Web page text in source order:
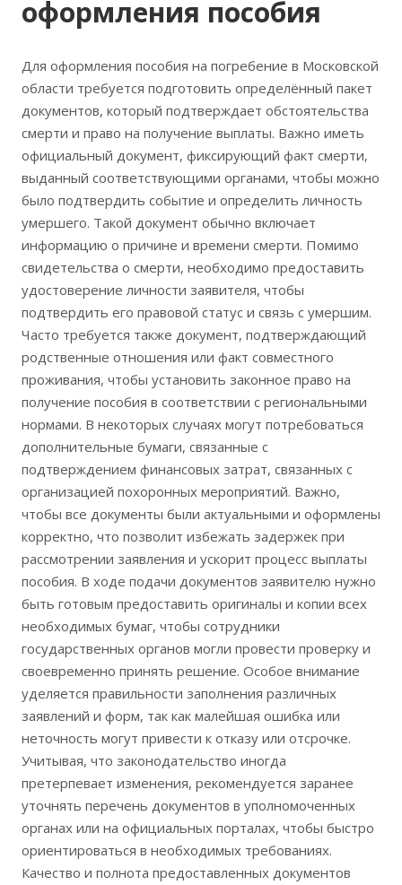
оформления пособия
Для оформления пособия на погребение в Московской
области требуется подготовить определённый пакет
документов, который подтверждает обстоятельства
смерти и право на получение выплаты. Важно иметь
официальный документ, фиксирующий факт смерти,
выданный соответствующими органами, чтобы можно
было подтвердить событие и определить личность
умершего. Такой документ обычно включает
информацию о причине и времени смерти. Помимо
свидетельства о смерти, необходимо предоставить
удостоверение личности заявителя, чтобы
подтвердить его правовой статус и связь с умершим.
Часто требуется также документ, подтверждающий
родственные отношения или факт совместного
проживания, чтобы установить законное право на
получение пособия в соответствии с региональными
нормами. В некоторых случаях могут потребоваться
дополнительные бумаги, связанные с
подтверждением финансовых затрат, связанных с
организацией похоронных мероприятий. Важно,
чтобы все документы были актуальными и оформлены
корректно, что позволит избежать задержек при
рассмотрении заявления и ускорит процесс выплаты
пособия. В ходе подачи документов заявителю нужно
быть готовым предоставить оригиналы и копии всех
необходимых бумаг, чтобы сотрудники
государственных органов могли провести проверку и
своевременно принять решение. Особое внимание
уделяется правильности заполнения различных
заявлений и форм, так как малейшая ошибка или
неточность могут привести к отказу или отсрочке.
Учитывая, что законодательство иногда
претерпевает изменения, рекомендуется заранее
уточнять перечень документов в уполномоченных
органах или на официальных порталах, чтобы быстро
ориентироваться в необходимых требованиях.
Качество и полнота предоставленных документов